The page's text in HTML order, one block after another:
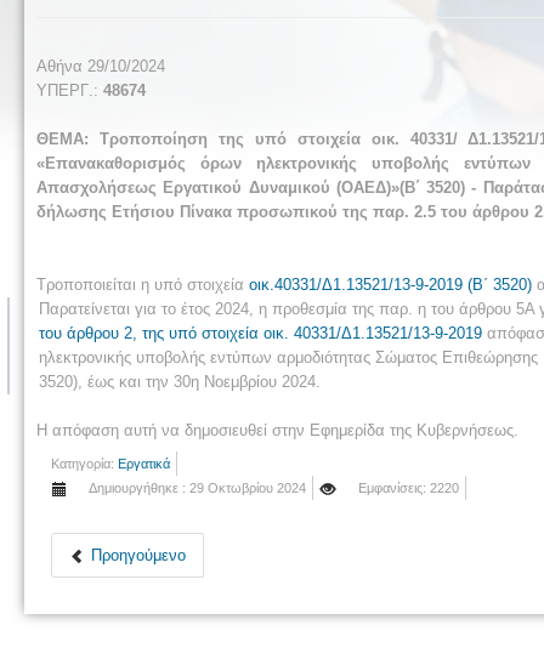
Αθήνα 29/10/2024
ΥΠΕΡΓ .: 48674
ΘΕΜΑ: Τροποποίηση της υπό στοιχεία οικ. 40331/
«Επανακαθορισμός όρων ηλεκτρονικής υποβολής
Απασχολήσεως Εργατικού Δυναμικού (ΟΑΕΔ)»(Β΄ 3520) -
δήλωσης Ετήσιου Πίνακα προσωπικού της παρ. 2.5 του άρθρου 2,
Τροποποιείται η υπό στοιχεία οικ.40331/Δ1.13521/13-9-2019 (Β΄ 3520)
Παρατείνεται για το έτος 2024, η προθεσμία της παρ. η του άρθρου
του άρθρου 2, της υπό στοιχεία οικ. 40331/Δ1.13521/13-9-2019
ηλεκτρονικής υποβολής εντύπων αρμοδιότητας Σώματος
3520), έως και την 30η Νοεμβρίου 2024.
Η απόφαση αυτή να δημοσιευθεί στην Εφημερίδα της Κυβερνήσεως.
Κατηγορία: Εργατικά
Δημιουργήθηκε : 29 Οκτωβρίου 2024
Εμφανίσεις: 2220
Προηγούμενο